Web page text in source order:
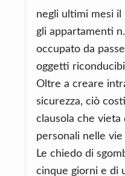
negli ultimi mesi
gli appartamenti n.
occupato da
oggetti
Oltre a creare
sicurezza, ciò
clausola che
personali nelle vie
Le chiedo di
cinque giorni e di